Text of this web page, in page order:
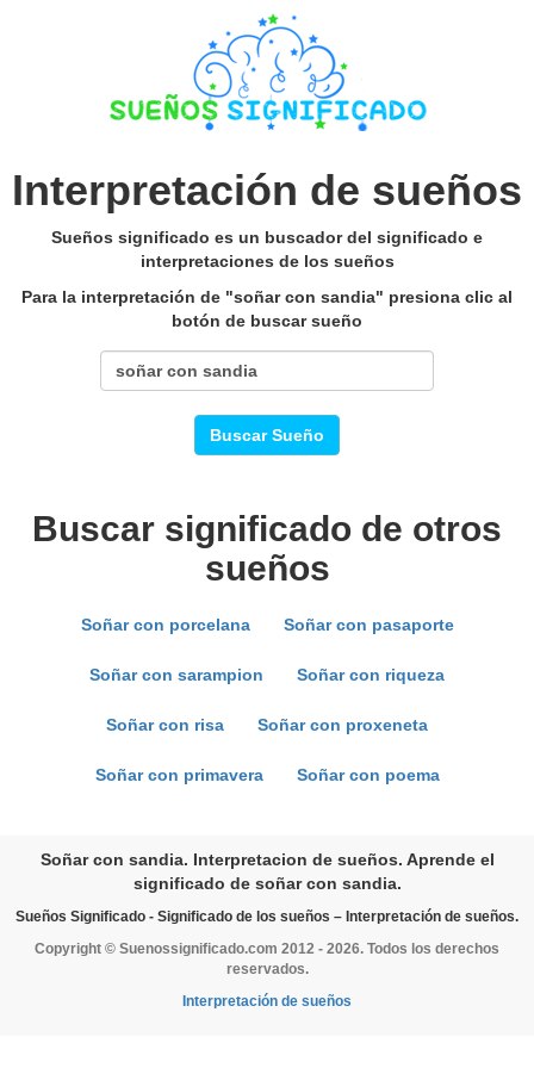
Interpretación de sueños
Sueños significado es un buscador del significado e
interpretaciones de los sueños
Para la interpretación de "soñar con sandia" presiona clic al
botón de buscar sueño
Buscar Sueño
Buscar significado de otros
sueños
Soñar con porcelana Soñar con pasaporte
Soñar con sarampion Soñar con riqueza
Soñar con risa Soñar con proxeneta
Soñar con primavera Soñar con poema
Soñar con sandia. Interpretacion de sueños. Aprende el
significado de soñar con sandia.
Sueños Significado - Significado de los sueños – Interpretación de sueños.
Copyright © Suenossignificado.com 2012 - 2026. Todos los derechos
reservados.
Interpretación de sueños